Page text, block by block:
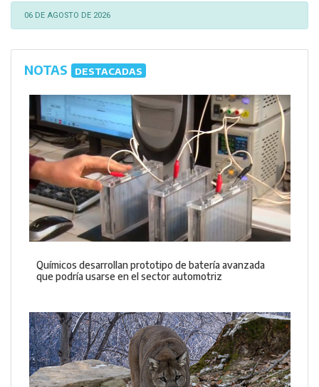
06 DE AGOSTO DE 2026
NOTAS DESTACADAS
Químicos desarrollan prototipo de batería avanzada
que podría usarse en el sector automotriz